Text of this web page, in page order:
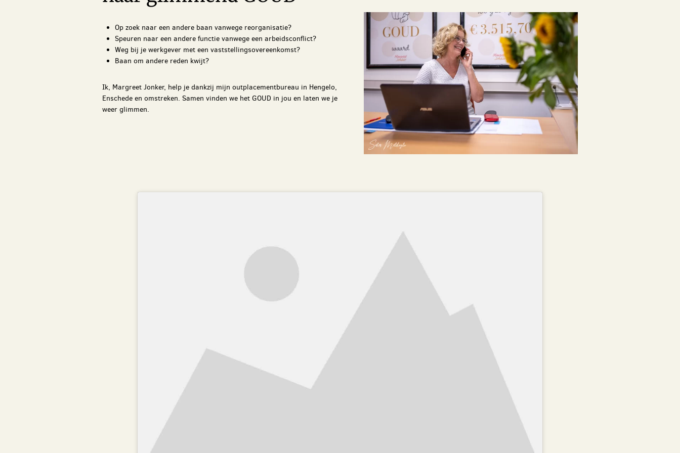
Op zoek naar een andere baan vanwege reorganisatie?
Speuren naar een andere functie vanwege een arbeidsconflict?
Weg bij je werkgever met een vaststellingsovereenkomst?
Baan om andere reden kwijt?
Ik, Margreet Jonker, help je dankzij mijn outplacementbureau in Hengelo,
Enschede en omstreken. Samen vinden we het GOUD in jou en laten we je
weer glimmen.